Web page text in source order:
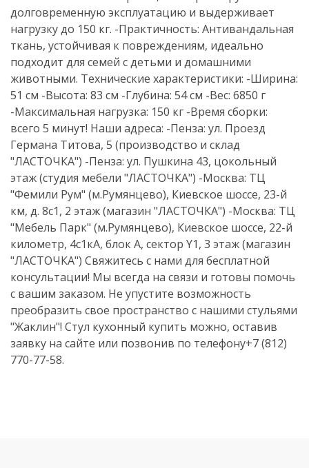
долговременную эксплуатацию и выдерживает
нагрузку до 150 кг. -Практичность: Антивандальная
ткань, устойчивая к повреждениям, идеально
подходит для семей с детьми и домашними
животными. Технические характеристики: -Ширина:
51 см -Высота: 83 см -Глубина: 54 см -Вес: 6850 г
-Максимальная нагрузка: 150 кг -Время сборки:
всего 5 минут! Наши адреса: -Пенза: ул. Проезд
Германа Титова, 5 (производство и склад
"ЛАСТОЧКА") -Пенза: ул. Пушкина 43, цокольный
этаж (студия мебели "ЛАСТОЧКА") -Москва: ТЦ
"Фемили Рум" (м.Румянцево), Киевское шоссе, 23-й
км, д. 8с1, 2 этаж (магазин "ЛАСТОЧКА") -Москва: ТЦ
"Мебель Парк" (м.Румянцево), Киевское шоссе, 22-й
километр, 4с1кА, блок А, сектор Y1, 3 этаж (магазин
"ЛАСТОЧКА") Свяжитесь с нами для бесплатной
консультации! Мы всегда на связи и готовы помочь
с вашим заказом. Не упустите возможность
преобразить свое пространство с нашими стульями
"Жаклин"! Стул кухонный купить можно, оставив
заявку на сайте или позвонив по телефону+7 (812)
770-77-58.